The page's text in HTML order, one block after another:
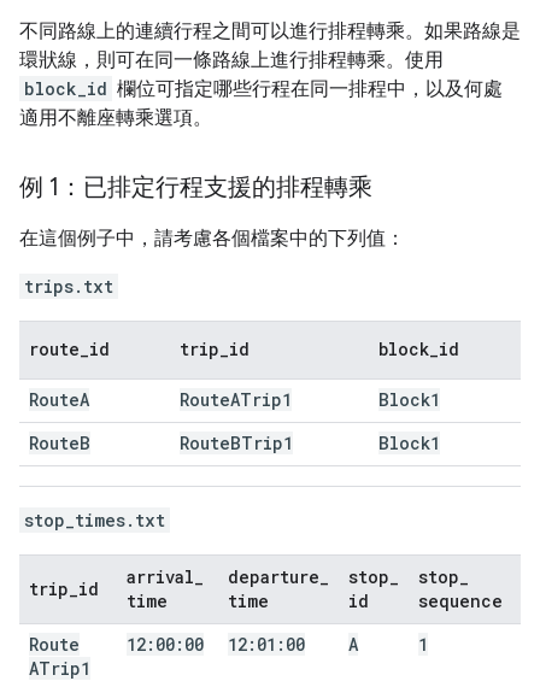
不同路線上的連續行程之間可以進行排程轉乘。如果路線是
環狀線，則可在同一條路線上進行排程轉乘。使用
block_id 欄位可指定哪些行程在同一排程中，以及何處
適用不離座轉乘選項。
例 1：已排定行程支援的排程轉乘
在這個例子中，請考慮各個檔案中的下列值：
trips.txt
route id trip id block id
RouteA RouteATrip1
Block1
RouteB RouteBTrip1 Block1
stop_times.txt
trip id
arrival
time
departure
time
stop
id
stop
sequence
Route
ATrip1
12:00:00 12:01:00 A 1